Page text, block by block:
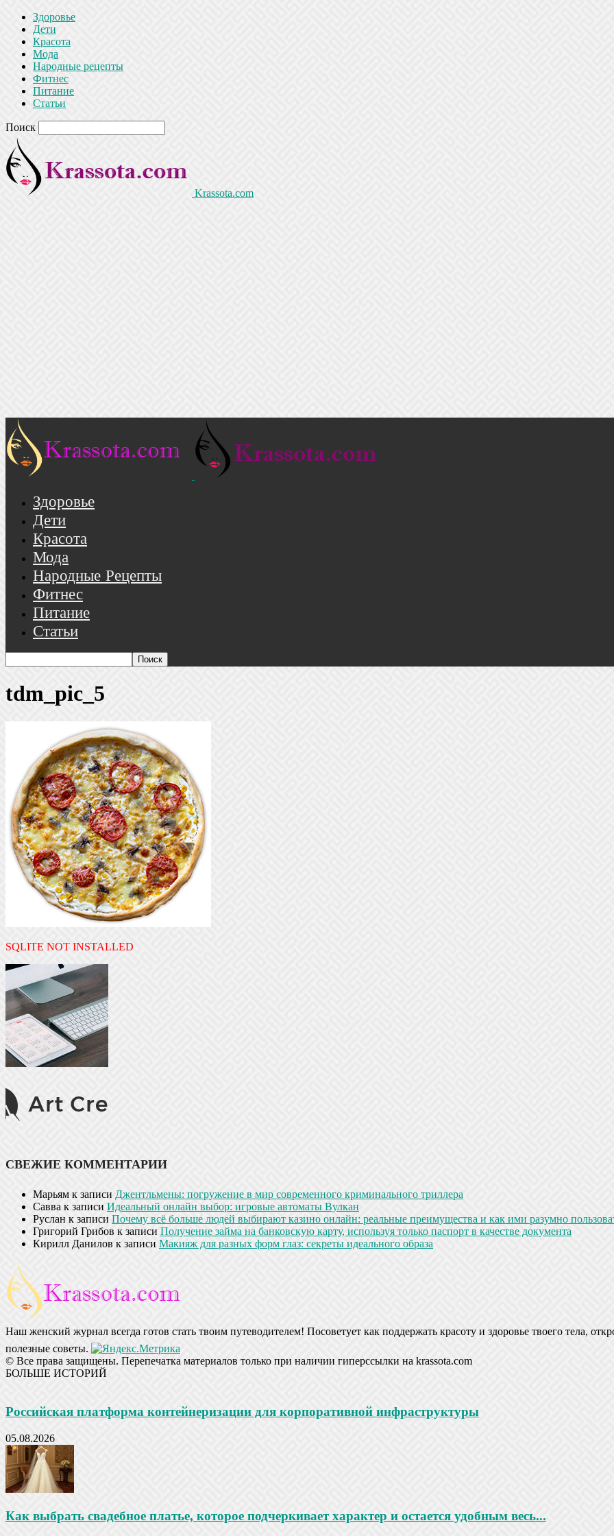
Здоровье
Дети
Красота
Мода
Народные рецепты
Фитнес
Питание
Статьи
Поиск
Krassota.com
Здоровье
Дети
Красота
Мода
Народные Рецепты
Фитнес
Питание
Статьи
tdm_pic_5
SQLITE NOT INSTALLED
СВЕЖИЕ КОММЕНТАРИИ
Марьям к записи Джентльмены: погружение в мир современного криминального триллера
Савва к записи Идеальный онлайн выбор: игровые автоматы Вулкан
Руслан к записи Почему всё больше людей выбирают казино онлайн: реальные преимущества и как ими разумно
Григорий Грибов к записи Получение займа на банковскую карту, используя только паспорт в качестве документа
Кирилл Данилов к записи Макияж для разных форм глаз: секреты идеального образа
Наш женский журнал всегда готов стать твоим путеводителем! Посоветует как поддержать красоту и здоровье твоего тела,
полезные советы.
© Все права защищены. Перепечатка материалов только при наличии гиперссылки на krassota.com
БОЛЬШЕ ИСТОРИЙ
Российская платформа контейнеризации для корпоративной инфраструктуры
05.08.2026
Как выбрать свадебное платье, которое подчеркивает характер и остается удобным весь...